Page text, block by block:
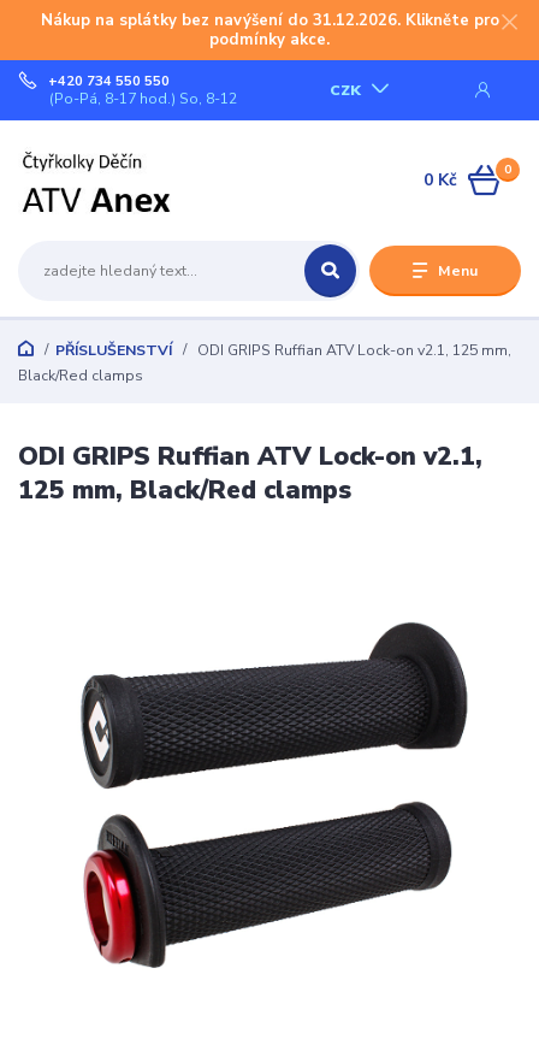
Nákup na splátky bez navýšení do 31.12.2026. Klikněte pro
podmínky akce.
Menu
CZK
+420 734 550 550
(Po-Pá, 8-17 hod.) So, 8-12
0
0 Kč
PŘÍSLUŠENSTVÍ
ODI GRIPS Ruffian ATV Lock-on v2.1, 125 mm,
Black/Red clamps
ODI GRIPS Ruffian ATV Lock-on v2.1,
125 mm, Black/Red clamps